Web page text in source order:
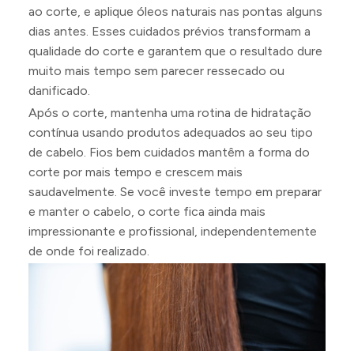
ao corte, e aplique óleos naturais nas pontas alguns
dias antes. Esses cuidados prévios transformam a
qualidade do corte e garantem que o resultado dure
muito mais tempo sem parecer ressecado ou
danificado.
Após o corte, mantenha uma rotina de hidratação
contínua usando produtos adequados ao seu tipo
de cabelo. Fios bem cuidados mantêm a forma do
corte por mais tempo e crescem mais
saudavelmente. Se você investe tempo em preparar
e manter o cabelo, o corte fica ainda mais
impressionante e profissional, independentemente
de onde foi realizado.